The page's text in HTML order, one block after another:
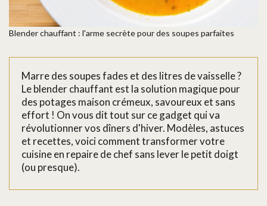
Blender chauffant : l'arme secrète pour des soupes parfaites
Marre des soupes fades et des litres de vaisselle ?
Le blender chauffant est la solution magique pour
des potages maison crémeux, savoureux et sans
effort ! On vous dit tout sur ce gadget qui va
révolutionner vos dîners d'hiver. Modèles, astuces
et recettes, voici comment transformer votre
cuisine en repaire de chef sans lever le petit doigt
(ou presque).